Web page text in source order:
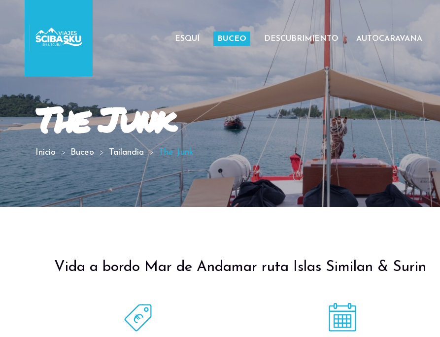
ESQUÍ BUCEO DESCUBRIMIENTO AUTOCARAVANA
The Junk
Inicio Buceo Tailandia The Junk
Vida a bordo Mar de Andamar ruta Islas Similan & Surin